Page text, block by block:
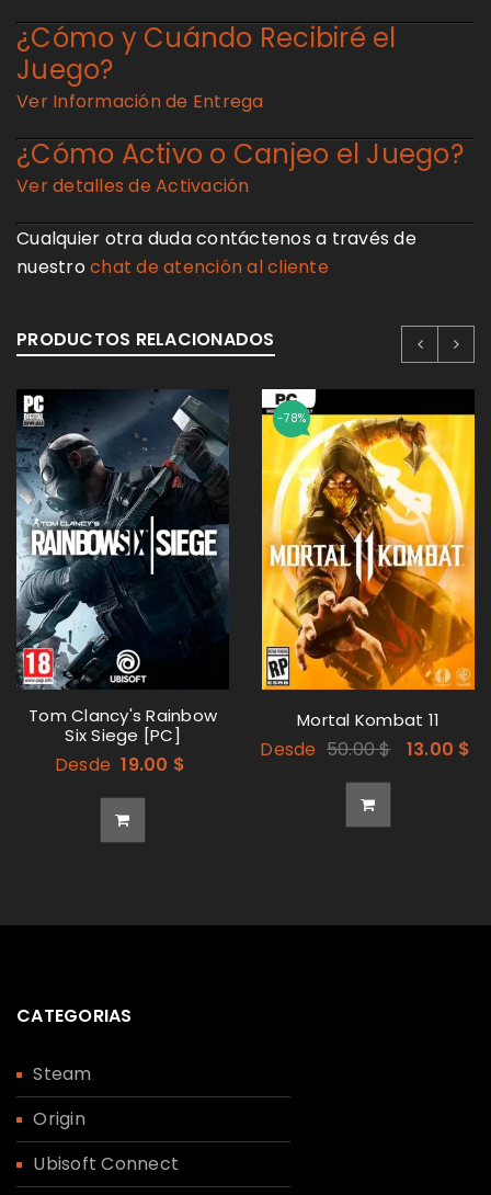
¿Cómo y Cuándo Recibiré el
Juego?
Ver Información de Entrega
¿Cómo Activo o Canjeo el Juego?
Ver detalles de Activación
Cualquier otra duda contáctenos a través de
nuestrochat de atención al cliente
PRODUCTOS RELACIONADOS
Tom Clancy's Rainbow
Six Siege [PC]
Desde 19.00 $
-78%
Mortal Kombat 11
Desde 50.00$ 13.00 $
CATEGORIAS
Steam
Origin
Ubisoft Connect